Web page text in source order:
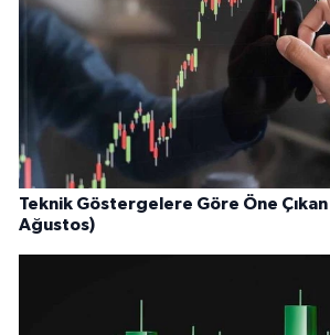
Teknik Göstergelere Göre Öne
Ağustos)